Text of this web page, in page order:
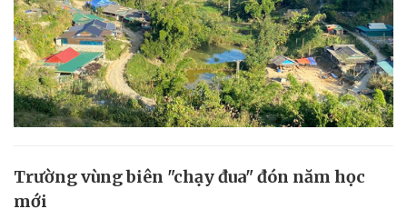
Trường vùng biên "chạy đua" đón năm học
mới